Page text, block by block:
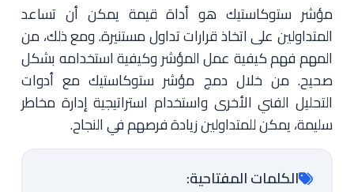
مؤشر ستوكاستيك هو أداة قيمة يمكن أن تساعد
المتداولين على اتخاذ قرارات تداول مستنيرة. ومع ذلك، من
المهم فهم كيفية عمل المؤشر وكيفية استخدامه بشكل
صحيح. من خلال دمج مؤشر ستوكاستيك مع أدوات
التحليل الفني الأخرى واستخدام استراتيجية إدارة مخاطر
سليمة، يمكن للمتداولين زيادة فرصهم في النجاح.
الكلمات المفتاحية: